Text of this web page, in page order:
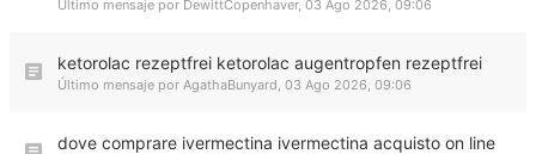
Último mensaje por DewittCopenhaver, 03 Ago 2026, 09:06
ketorolac rezeptfrei ketorolac augentropfen rezeptfrei
Último mensaje por AgathaBunyard, 03 Ago 2026, 09:06
dove comprare ivermectina ivermectina acquisto on line